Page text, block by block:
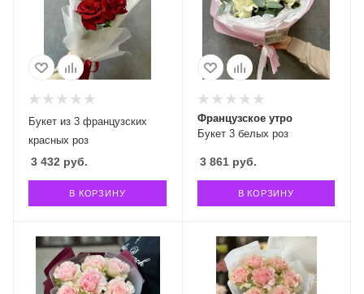
Букет из 3 французских
красных роз
3 432 руб.
В КОРЗИНУ
Букет 3 белых роз
Французское утро
3 861руб.
В КОРЗИНУ